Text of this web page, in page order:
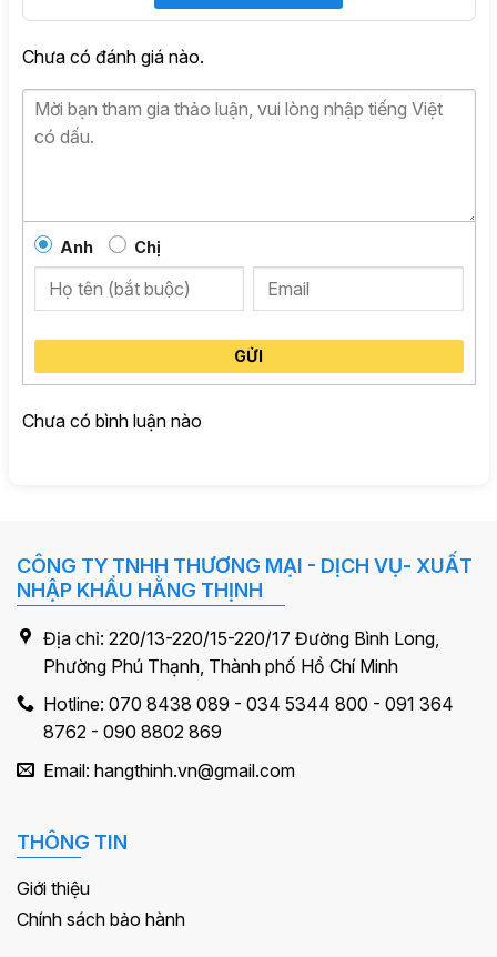
Chưa có đánh giá nào.
Anh Chị
GỬI
Chưa có bình luận nào
CÔNG TY TNHH THƯƠNG MẠI - DỊCH VỤ- XUẤT
NHẬP KHẨU HẰNG THỊNH
Địa chỉ: 220/13-220/15-220/17 Đường Bình Long,
Phường Phú Thạnh, Thành phố Hồ Chí Minh
Hotline: 070 8438 089 - 034 5344 800 - 091 364
8762 - 090 8802 869
Email: hangthinh.vn@gmail.com
THÔNG TIN
Giới thiệu
Chính sách bảo hành